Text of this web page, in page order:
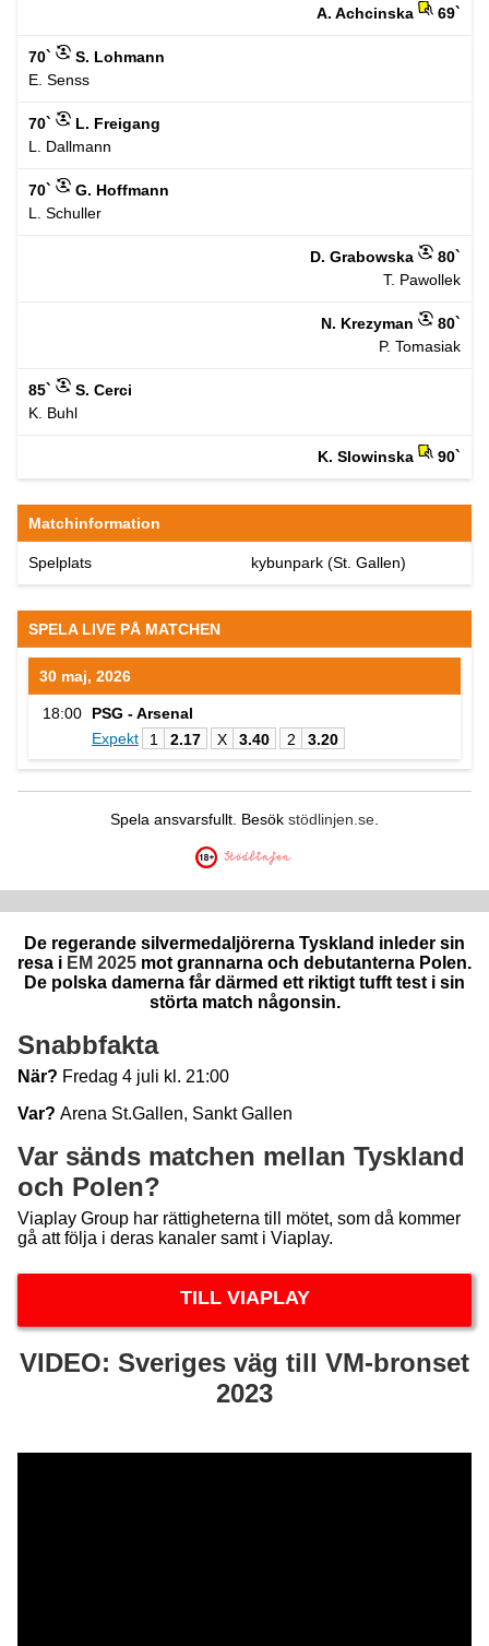
A. Achcinska 69`
70`
S. Lohmann
E. Senss
70`
L. Freigang
L. Dallmann
70`
G. Hoffmann
L. Schuller
D. Grabowska
80`
T. Pawollek
N. Krezyman
80`
P. Tomasiak
85`
S. Cerci
K. Buhl
K. Slowinska 90`
Matchinformation
Spelplats kybunpark (St. Gallen)
SPELA LIVE PÅ MATCHEN
30 maj, 2026
18:00
PSG - Arsenal
Expekt
1 2.17 X 3.40 2 3.20
Spela ansvarsfullt. Besök stödlinjen.se
De regerande silvermedaljörerna Tyskland inleder sin
resa i EM 2025 mot grannarna och debutanterna Polen.
De polska damerna får därmed ett riktigt tufft test i sin
störta match någonsin.
Snabbfakta
När? Fredag 4 juli kl. 21:00
Var? Arena St.Gallen, Sankt Gallen
Var sänds matchen mellan Tyskland
och Polen?
Viaplay Group har rättigheterna till mötet, som då kommer
gå att följa i deras kanaler samt i Viaplay.
TILL VIAPLAY
VIDEO: Sveriges väg till VM-bronset
2023